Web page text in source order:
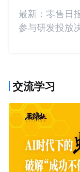
最新：零售日
参与研发投放
交流学习